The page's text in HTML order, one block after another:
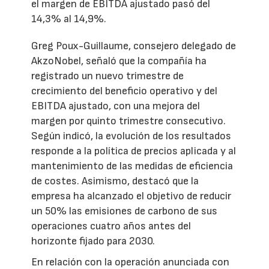
el margen de EBITDA ajustado pasó del
14,3% al 14,9%.
Greg Poux-Guillaume, consejero delegado de
AkzoNobel, señaló que la compañía ha
registrado un nuevo trimestre de
crecimiento del beneficio operativo y del
EBITDA ajustado, con una mejora del
margen por quinto trimestre consecutivo.
Según indicó, la evolución de los resultados
responde a la política de precios aplicada y al
mantenimiento de las medidas de eficiencia
de costes. Asimismo, destacó que la
empresa ha alcanzado el objetivo de reducir
un 50% las emisiones de carbono de sus
operaciones cuatro años antes del
horizonte fijado para 2030.
En relación con la operación anunciada con